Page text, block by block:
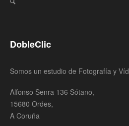
DobleClic
Somos un estudio de Fotografía y
Alfonso Senra 136 Sótano,
15680 Ordes,
A Coruña